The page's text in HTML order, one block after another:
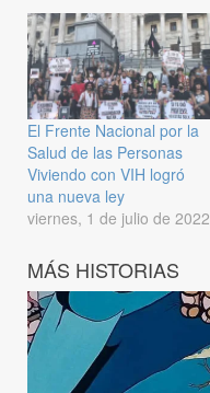
El Frente Nacional por la
Salud de las Personas
Viviendo con VIH logró
una nueva ley
viernes, 1 de julio de 2022
MÁS HISTORIAS